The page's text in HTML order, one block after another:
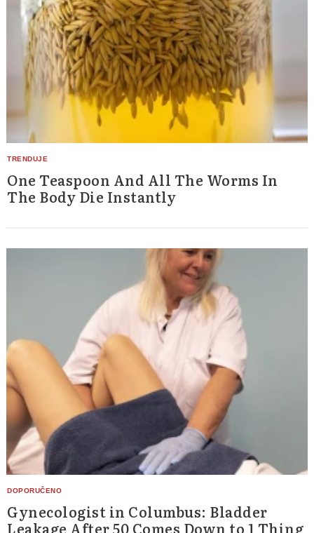
One Teaspoon And All The Worms In
The Body Die Instantly
Gynecologist in Columbus: Bladder
Leakage After 50 Comes Down to 1 Thing